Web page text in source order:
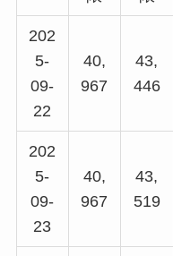
202
5-
09-
22
40,
967
43,
446
202
5-
09-
23
40,
967
43,
519